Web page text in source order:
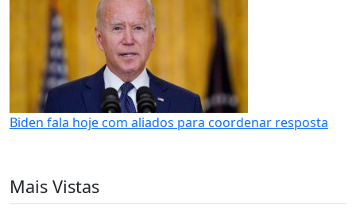
Biden fala hoje com aliados para coordenar resposta
Mais Vistas